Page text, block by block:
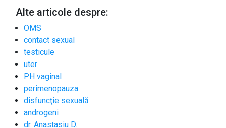
Alte articole despre:
OMS
contact sexual
testicule
uter
PH vaginal
perimenopauza
disfuncţie sexuală
androgeni
dr. Anastasiu D.